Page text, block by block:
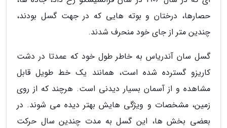
حصارها، درختان و بوته هایی که در جهت گسل بودند،
چندین متر از جای خود منحرف شدند.
گسل سان آندریاس به خاطر طول خود که عمدتا در دشت
کاریزو گسترده شده است، همانند یک خط طویل قابل
مشاهده و از آسمان بسیار دیدنی است. هرچند که از روی
زمین، مشخصات و ویژگی هایش بهتر دیده می شوند. در
بعضی بخش ها، این گسل به مدت چندین سال حرکت